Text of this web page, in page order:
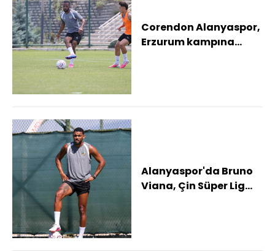
Corendon Alanyaspor,
Erzurum kampına
Alanyaspor'da Bruno
Viana, Çin Süper Lig